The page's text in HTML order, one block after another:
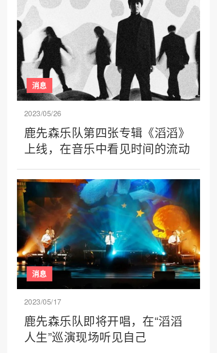
消息
2023/05/26
鹿先森乐队第四张专辑《滔滔》
上线，在音乐中看见时间的流动
消息
2023/05/17
鹿先森乐队即将开唱，在“滔滔
人生”巡演现场听见自己